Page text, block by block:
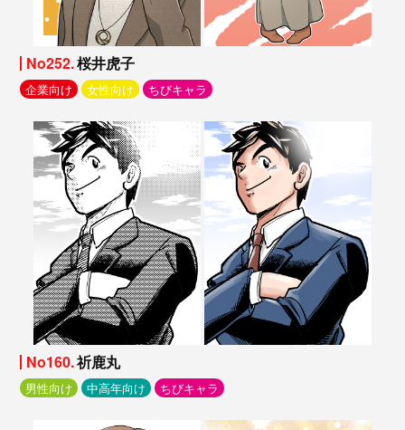
No252.桜井虎子
企業向け 女性向け ちびキャラ
No160.祈鹿丸
男性向け 中高年向け ちびキャラ